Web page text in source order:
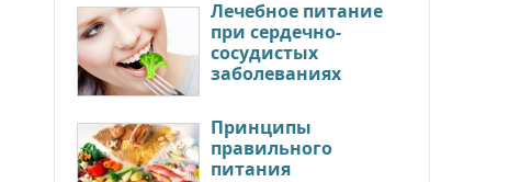
Лечебное питание
при сердечно-
сосудистых
заболеваниях
Принципы
правильного
питания